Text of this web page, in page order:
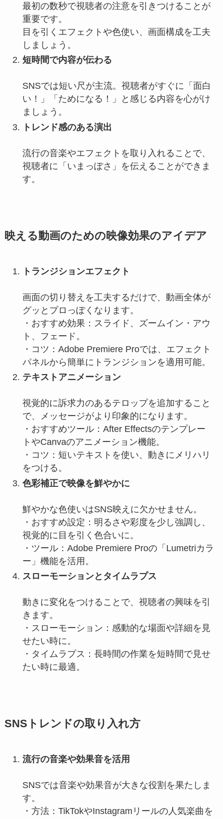
最初の数秒で視聴者の注意を引きつけることが
重要です。
目を引くエフェクトや色使い、画面構成を工夫
しましょう。
短時間で内容が伝わる
SNSでは短い尺が主流。視聴者がすぐに「面白
い！」「ためになる！」と感じる内容を心がけ
ましょう。
トレンド感のある演出
流行の音楽やエフェクトを取り入れることで、
視聴者に「いまっぽさ」を伝えることができま
す。
映える動画のための映像効果のアイデア
トランジションエフェクト
画面の切り替えを工夫するだけで、動画全体が
グッとプロっぽくなります。
・おすすめ効果：スライド、ズームイン・アウ
ト、フェード。
・コツ：Adobe Premiere Proでは、エフェクト
パネルから簡単にトランジションを適用可能。
テキストアニメーション
視覚的に訴求力のあるテロップを追加すること
で、メッセージがより印象的になります。
・おすすめツール：After Effectsのテンプレー
トやCanvaのアニメーション機能。
・コツ：短いテキストを使い、動きにメリハリ
をつける。
色彩補正で映像を鮮やかに
鮮やかな色使いはSNS映えに欠かせません。
・おすすめ設定：明るさや彩度を少し強調し、
視覚的に目を引く色合いに。
・ツール：Adobe Premiere Proの「Lumetriカラ
ー」機能を活用。
スローモーションとタイムラプス
動きに変化をつけることで、視聴者の興味を引
きます。
・スローモーション：感動的な場面や詳細を見
せたい時に。
・タイムラプス：長時間の作業を短時間で見せ
たい時に最適。
SNSトレンドの取り入れ方
流行の音楽や効果音を活用
SNSでは音楽や効果音が大きな役割を果たしま
す。
・方法：TikTokやInstagramリールの人気楽曲を